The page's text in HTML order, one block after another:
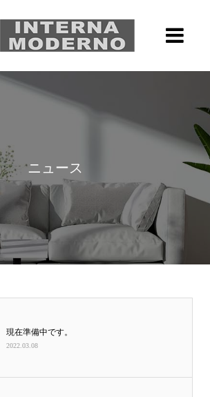
ニュース
現在準備中です。
2022.03.08